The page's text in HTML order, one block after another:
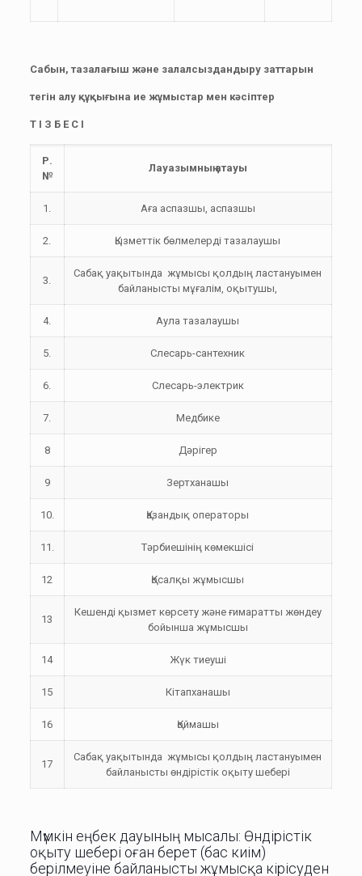
Сабын, тазалағыш және залалсыздандыру заттарын
тегін алу құқығына ие жұмыстар мен кәсіптер
Т І З Б Е С І
Р.
№
Лауазымның атауы
1. Аға аспазшы, аспазшы
2. Қызметтік бөлмелерді тазалаушы
3.
Сабақ уақытында жұмысы қолдың ластануымен
байланысты мұғалім, оқытушы,
4. Аула тазалаушы
5. Слесарь-сантехник
6. Слесарь-электрик
7. Медбике
8 Дәрігер
9 Зертханашы
10. Қазандық операторы
11. Тәрбиешінің көмекшісі
12 Қосалқы жұмысшы
13
Кешенді қызмет көрсету және ғимаратты жөндеу
бойынша жұмысшы
14 Жүк тиеуші
15 Кітапханашы
16 Қоймашы
17
Сабақ уақытында жұмысы қолдың ластануымен
байланысты өндірістік оқыту шебері
Мүмкін еңбек дауының мысалы: Өндірістік
оқыту шебері оған берет (бас киім)
берілмеуіне байланысты жұмысқа кірісуден